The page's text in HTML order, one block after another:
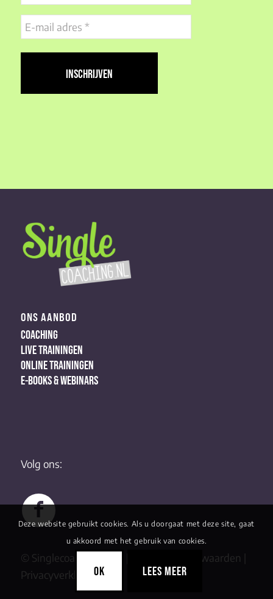
E-
mail
adres
ONS AANBOD
COACHING
LIVE TRAININGEN
ONLINE TRAININGEN
E-BOOKS & WEBINARS
© Singlecoaching 2022 | Algemene Voorwaarden
Privacyverklaring
Volg ons:
Deze website gebruikt cookies. Als u doorgaat met deze site, gaat
u akkoord met het gebruik van cookies.
OK LEES MEER